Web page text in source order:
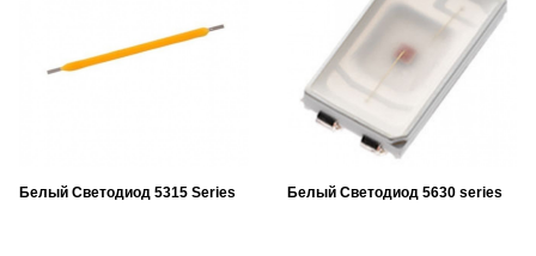
Белый Светодиод 5315 Series Белый Светодиод 5630 series